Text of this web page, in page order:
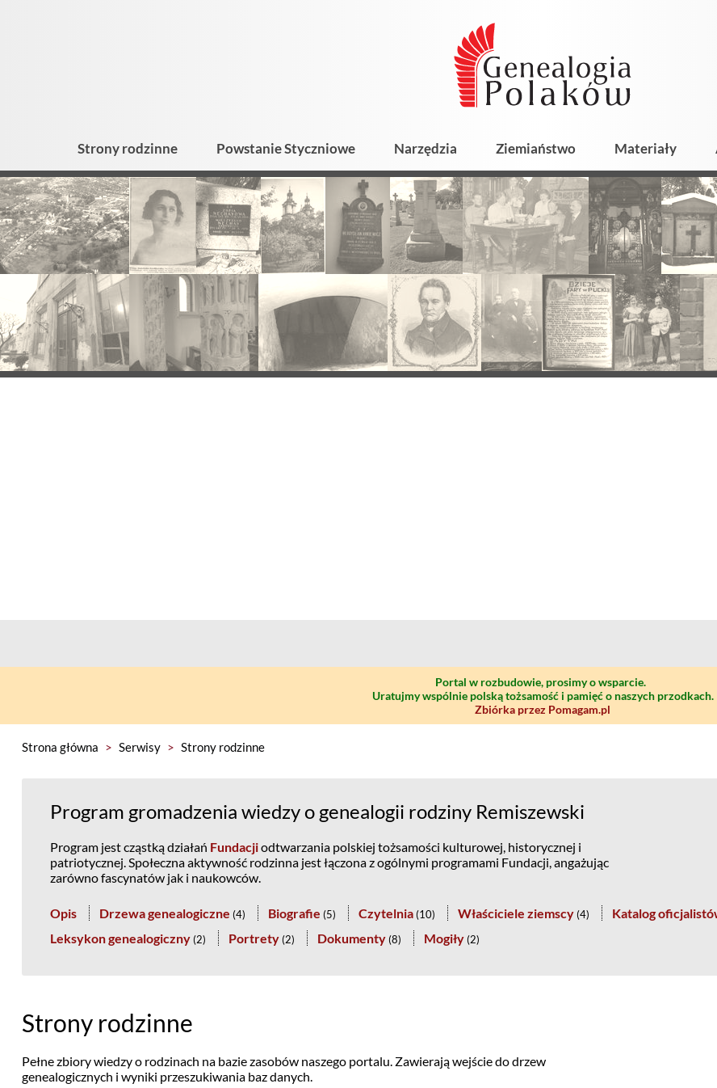
Strony rodzinne Powstanie Styczniowe Narzędzia Ziemiaństwo Materiały
Portal w rozbudowie, prosimy o wsparcie.
Uratujmy wspólnie polską tożsamość i pamięć o naszych przodkach.
Zbiórka przez Pomagam.pl
Strona główna > Serwisy > Strony rodzinne
Program gromadzenia wiedzy o genealogii rodziny Remiszewski
Program jest cząstką działań Fundacjiodtwarzania polskiej tożsamości kulturowej, historycznej i
patriotycznej. Społeczna aktywność rodzinna jest łączona z ogólnymi programami Fundacji, angażując
zarówno fascynatów jak i naukowców.
Opis Drzewa genealogiczne (4) Biografie (5) Czytelnia (10) Właściciele ziemscy (4) Katalog
Leksykon genealogiczny (2) Portrety (2) Dokumenty (8) Mogiły (2)
Strony rodzinne
Pełne zbiory wiedzy o rodzinach na bazie zasobów naszego portalu. Zawierają wejście do drzew
genealogicznych i wyniki przeszukiwania baz danych.